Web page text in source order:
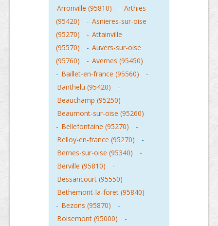
Arronville (95810)
- Arthies
(95420)
- Asnieres-sur-oise
(95270)
- Attainville
(95570)
- Auvers-sur-oise
(95760)
- Avernes (95450)
- Baillet-en-france (95560)
-
Banthelu (95420)
-
Beauchamp (95250)
-
Beaumont-sur-oise (95260)
- Bellefontaine (95270)
-
Belloy-en-france (95270)
-
Bernes-sur-oise (95340)
-
Berville (95810)
-
Bessancourt (95550)
-
Bethemont-la-foret (95840)
- Bezons (95870)
-
Boisemont (95000)
-